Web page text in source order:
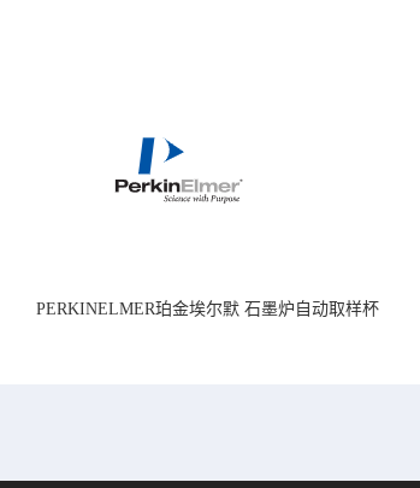
PERKINELMER珀金埃尔默 石墨炉自动取样杯